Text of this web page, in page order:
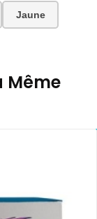
Jaune
Même